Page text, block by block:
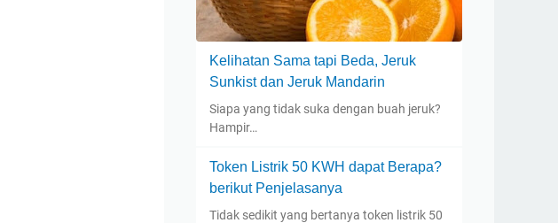
Kelihatan Sama tapi Beda, Jeruk
Sunkist dan Jeruk Mandarin
Siapa yang tidak suka dengan buah jeruk?
Hampir…
Token Listrik 50 KWH dapat Berapa?
berikut Penjelasanya
Tidak sedikit yang bertanya token listrik 50